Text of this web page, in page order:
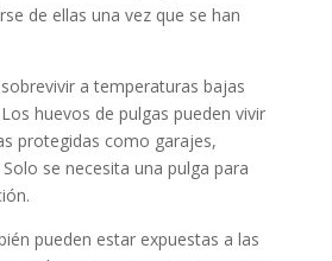
de ellas una vez que se han
a temperaturas bajas
huevos de pulgas pueden vivir
protegidas como garajes,
se necesita una pulga para
pueden estar expuestas a las